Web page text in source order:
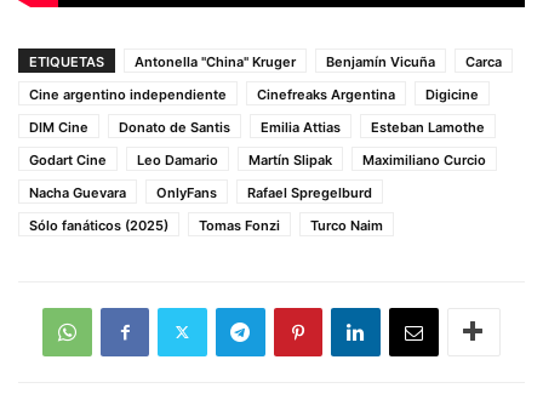
ETIQUETAS Antonella "China" Kruger Benjamín Vicuña
Carca
Cine argentino independiente
Cinefreaks Argentina
Digicine
DIM Cine
Donato de Santis Emilia Attias
Esteban Lamothe
Godart Cine
Leo Damario Martín Slipak
Maximiliano Curcio
Nacha Guevara
OnlyFans
Rafael Spregelburd
Sólo fanáticos (2025)
Tomas Fonzi Turco Naim